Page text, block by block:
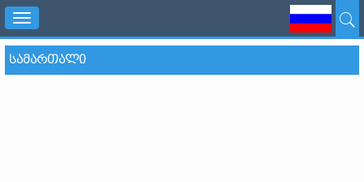
Toggle
navigation
ᲡᲐᲛᲐᲠᲗᲐᲚᲘ